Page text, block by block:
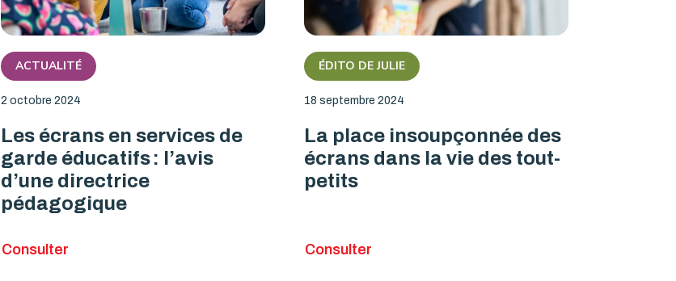
ACTUALITÉ
2 octobre 2024
Les écrans en services de
garde éducatifs : l’avis
d’une directrice
pédagogique
Consulter
ÉDITO DE JULIE
18 septembre 2024
La place insoupçonnée des
écrans dans la vie des tout-
petits
Consulter